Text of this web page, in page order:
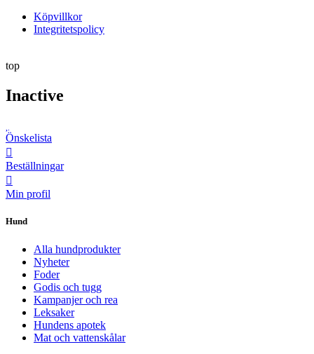
Köpvillkor
Integritetspolicy
top
Inactive
Önskelista
Beställningar
Min profil
Hund
Alla hundprodukter
Nyheter
Foder
Godis och tugg
Kampanjer och rea
Leksaker
Hundens apotek
Mat och vattenskålar